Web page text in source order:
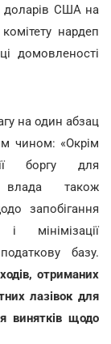
доларів США на
нардеп
домовленості
на один абзац
чином: «Окрім
боргу для
влада також
запобігання
мінімізації
базу.
отриманих
лазівок для
винятків щодо